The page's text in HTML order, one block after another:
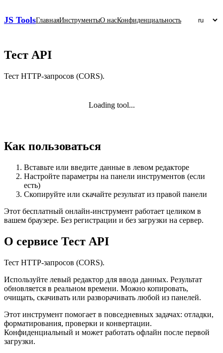
JS ToolsГлавнаяИнструментыО насКонфиденциальность
Тест API
Тест HTTP‑запросов (CORS).
Loading tool...
Как пользоваться
Вставьте или введите данные в левом редакторе
Настройте параметры на панели инструментов (если
есть)
Скопируйте или скачайте результат из правой панели
Этот бесплатный онлайн‑инструмент работает целиком в
вашем браузере. Без регистрации и без загрузки на сервер.
О сервисе Тест API
Тест HTTP‑запросов (CORS).
Используйте левый редактор для ввода данных. Результат
обновляется в реальном времени. Можно копировать,
очищать, скачивать или разворачивать любой из панелей.
Этот инструмент помогает в повседневных задачах: отладки,
форматирования, проверки и конвертации.
Конфиденциальный и может работать офлайн после первой
загрузки.